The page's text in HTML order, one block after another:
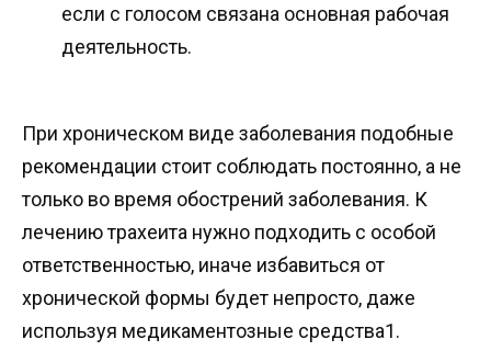
если с голосом связана основная рабочая
деятельность.
При хроническом виде заболевания подобные
рекомендации стоит соблюдать постоянно, а не
только во время обострений заболевания. К
лечению трахеита нужно подходить с особой
ответственностью, иначе избавиться от
хронической формы будет непросто, даже
используя медикаментозные средства1.